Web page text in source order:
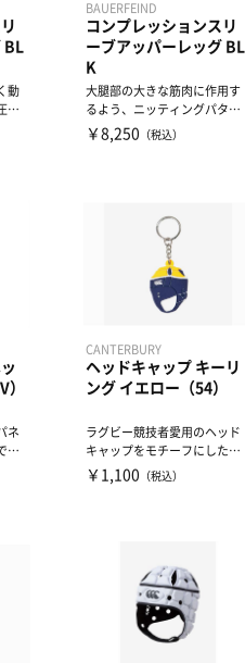
BL
動
を
る
BAUERFEIND
コンプレッションスリ
ーブアッパーレッグ BL
K
大腿部の大きな筋肉に作用す
るよう、ニッティングパター
ンを部位ごとに変更し、適切
￥8,250 （税込）
）
ネ
CANTERBURY
ヘッドキャップ キーリ
ング イエロー（54）
ラグビー競技者愛用のヘッド
キャップをモチーフにしたシ
リコーン製のキーリングで
￥1,100 （税込）